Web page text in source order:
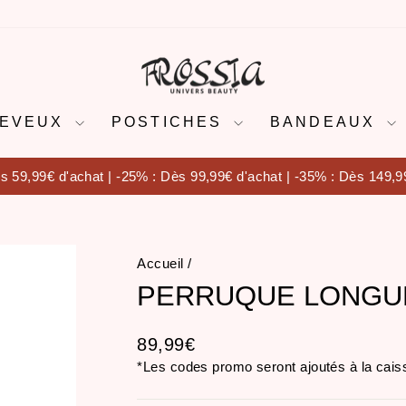
POSTICHES BANDEAUX
Diaporama
59,99€ d'achat | -25% : Dès 99,99€ d'achat | -35% : Dès
Accueil /
PERRUQUE
Prix
régulier
89,99€
*Les codes promo seront ajoutés à la